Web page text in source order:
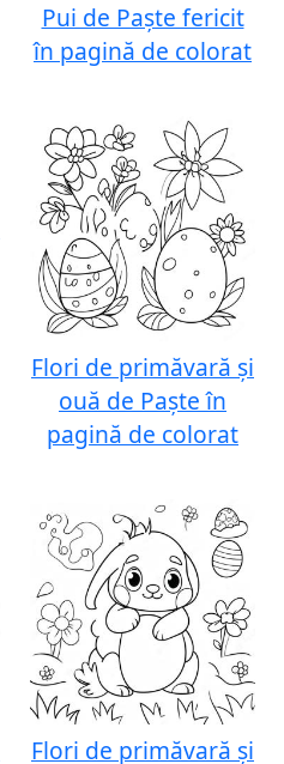
Pui de Paște fericit
în pagină de colorat
Flori de primăvară și
ouă de Paște în
pagină de colorat
Flori de primăvară și